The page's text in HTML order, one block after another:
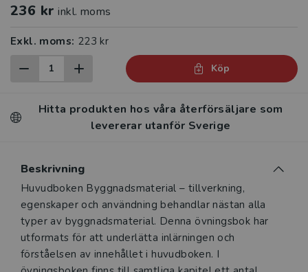
236 kr inkl. moms
Exkl. moms: 223 kr
Köp
Hitta produkten hos våra återförsäljare som
levererar utanför Sverige
Beskrivning
Beskrivning
Huvudboken Byggnadsmaterial – tillverkning,
egenskaper och användning behandlar nästan alla
typer av byggnadsmaterial. Denna övningsbok har
utformats för att underlätta inlärningen och
förståelsen av innehållet i huvudboken. I